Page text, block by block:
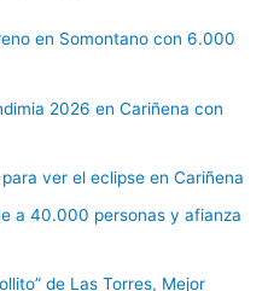
en Somontano con 6.000
2026 en Cariñena con
ver el eclipse en Cariñena
a 40.000 personas y afianza
de Las Torres, Mejor